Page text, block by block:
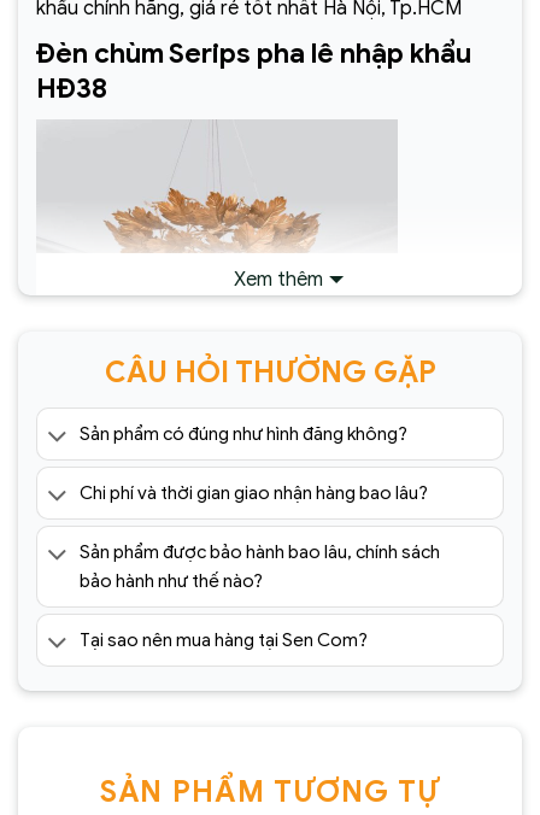
khẩu chính hãng, giá rẻ tốt nhất Hà Nội, Tp.HCM
Đèn chùm Serips pha lê nhập khẩu
HĐ38
Đèn chùm Serips pha lê nhập khẩu HĐ38(1)
Địa chỉ nào bánđèn chùm trang trí
giá rẻ tốt nhất?
Sencom là địa chỉ bánđèn chùm decor trang
giá rẻ tốt nhất trên thị trường.
Xem thêm
CÂU HỎI THƯỜNG GẶP
Sản phẩm có đúng như hình đăng không?
Chi phí và thời gian giao nhận hàng bao lâu?
Sản phẩm được bảo hành bao lâu, chính sách
bảo hành như thế nào?
Tại sao nên mua hàng tại Sen Com?
SẢN PHẨM TƯƠNG TỰ